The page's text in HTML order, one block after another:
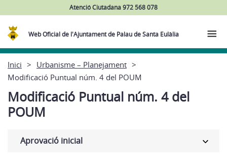
Atenció Ciutadana 972 568 078
Web Oficial de l'Ajuntament de Palau de Santa Eulàlia
Inici
Urbanisme – Planejament
Modificació Puntual núm. 4 del POUM
Modificació Puntual núm. 4 del
POUM
Aprovació inicial